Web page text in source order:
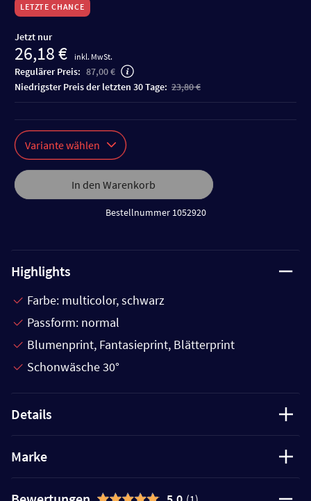
LETZTE CHANCE
Jetzt nur
26,18 € inkl. MwSt.
Regulärer Preis: 87,00 €
niedrigster Preis der letzten 30 Tage: 23,80 €
Variante wählen
In den Warenkorb
Bestellnummer 1052920
Highlights
Farbe: multicolor, schwarz
Passform: normal
Blumenprint, Fantasieprint, Blätterprint
Schonwäsche 30°
Details
Marke